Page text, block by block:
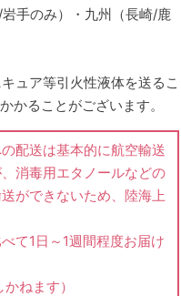
手のみ）・九州（長崎/鹿
ュア等引火性液体を送るこ
かることがございます。
配送は基本的に航空輸送
消毒用エタノールなどの
ができないため、陸海上
て1日～1週間程度お届け
ねます）